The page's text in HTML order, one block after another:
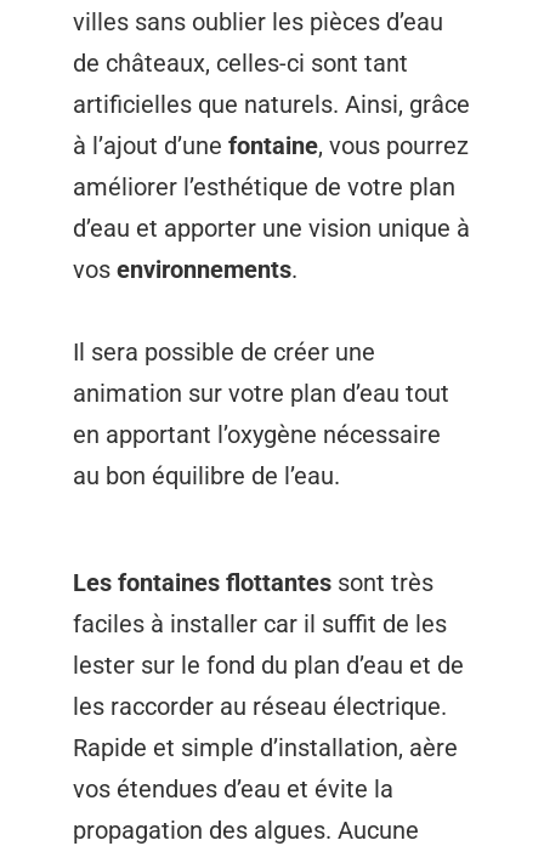
villes sans oublier les pièces d’eau
de châteaux, celles-ci sont tant
artificielles que naturels. Ainsi, grâce
à l’ajout d’une fontaine, vous pourrez
améliorer l’esthétique de votre plan
d’eau et apporter une vision unique à
vos environnements.
Il sera possible de créer une
animation sur votre plan d’eau tout
en apportant l’oxygène nécessaire
au bon équilibre de l’eau.
Les fontaines flottantes sont très
faciles à installer car il suffit de les
lester sur le fond du plan d’eau et de
les raccorder au réseau électrique.
Rapide et simple d’installation, aère
vos étendues d’eau et évite la
propagation des algues. Aucune